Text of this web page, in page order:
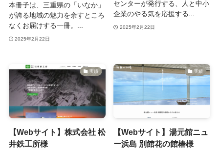
本冊子は、三重県の「いなか」
が誇る地域の魅力を余すところ
なくお届けする一冊。...
2025年2月22日
センターが発行する、人と中小
企業のやる気を応援する...
2025年2月22日
実績
【Webサイト】株式会社 松
井鉄工所様
実績
【Webサイト】湯元館ニュ
ー浜島 別館花の館椿様